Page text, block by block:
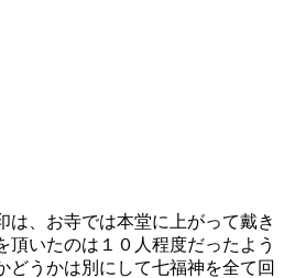
、お寺では本堂に上がって戴き
いたのは１０人程度だったよう
うかは別にして七福神を全て回